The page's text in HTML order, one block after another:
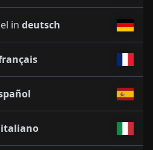
in deutsch
italiano